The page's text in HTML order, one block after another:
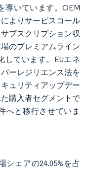
導いています。OEM
よりサービスコール
ブスクリプション収
のプレミアムライン
しています。EUエネ
ーレジリエンス法を
ュリティアップデー
購入者セグメントで
へと移行させていま
シェアの24.05%を占